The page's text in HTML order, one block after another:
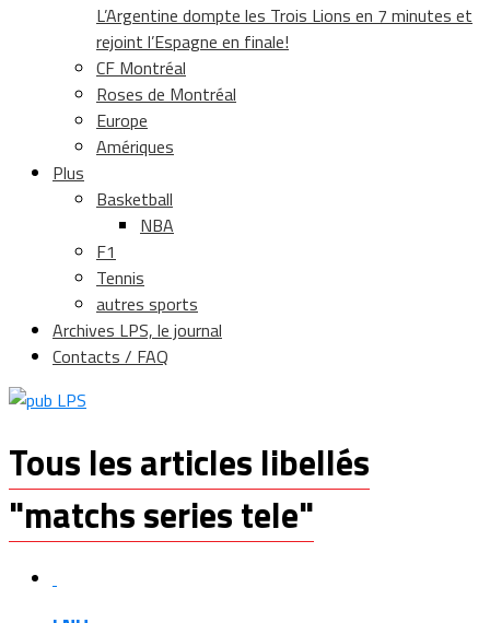
L’Argentine dompte les Trois Lions en 7 minutes et
rejoint l’Espagne en finale!
CF Montréal
Roses de Montréal
Europe
Amériques
Plus
Basketball
NBA
F1
Tennis
autres sports
Archives LPS, le journal
Contacts / FAQ
Tous les articles libellés
"matchs series tele"